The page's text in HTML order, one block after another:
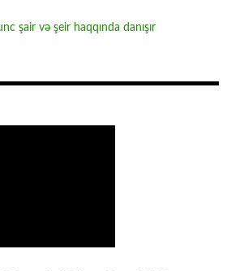
şair və şeir haqqında danışır